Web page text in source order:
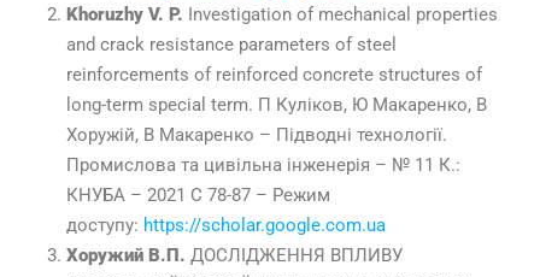
Khoruzhy V. P. Investigation of mechanical properties
and crack resistance parameters of steel
reinforcements of reinforced concrete structures of
long-term special term. П Куліков, Ю Макаренко, В
Хоружій, В Макаренко – Підводні технології.
Промислова та цивільна інженерія – № 11 К.:
КНУБА – 2021 С 78-87 – Режим
доступу: https://scholar.google.com.ua
Хоружий В.П. ДОСЛІДЖЕННЯ ВПЛИВУ